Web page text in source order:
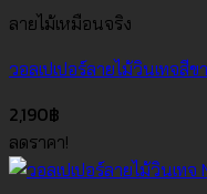
ลายไม้เหมือนจริง
วอลเปเปอร์ลายไม้วินเทจสี
2,190฿
ลดราคา!